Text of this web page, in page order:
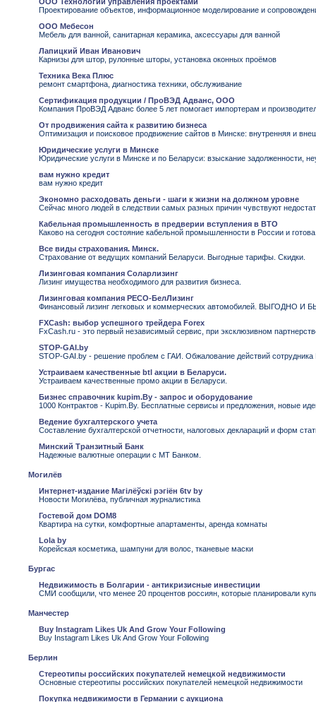
Проектирование объектов, информационное моделирование и
ООО Мебесон
Мебель для ванной, санитарная керамика, аксессуары для ванной
Лапицкий Иван Иванович
Карнизы для штор, рулонные шторы, установка оконных проёмов
Техника Века Плюс
ремонт смартфона, диагностика техники, обслуживание
Сертификация продукции / ПроВЭД Адванс, ООО
Компания ПроВЭД Адванс более 5 лет помогает импортерам и
От продвижения сайта к развитию бизнеса
Оптимизация и поисковое продвижение сайтов в Минске: внутренняя и
Юридические услуги в Минске
Юридические услуги в Минске и по Беларуси: взыскание задолженности,
вам нужно кредит
вам нужно кредит
Экономно расходовать деньги - шаги к жизни на должном уровне
Сейчас много людей в следствии самых разных причин чувствуют
Кабельная промышленность в предверии вступления в ВТО
Каково на сегодня состояние кабельной промышленности в России и
Все виды страхования. Минск.
Страхование от ведущих компаний Беларуси. Выгодные тарифы. Скидки.
Лизинговая компания Соларлизинг
Лизинг имущества необходимого для развития бизнеса.
Лизинговая компания РЕСО-БелЛизинг
Финансовый лизинг легковых и коммерческих автомобилей. ВЫГОДНО И
FXCash: выбор успешного трейдера Forex
FxCash.ru - это первый независимый сервис, при эксклюзивном
STOP-GAI.by
STOP-GAI.by - решение проблем с ГАИ. Обжалование действий
Устраиваем качественные btl акции в Беларуси.
Устраиваем качественные промо акции в Беларуси.
Бизнес справочник kupim.By - запрос и оборудование
1000 Контрактов - Kupim.By. Бесплатные сервисы и предложения, новые
Ведение бухгалтерского учета
Составление бухгалтерской отчетности, налоговых деклараций и форм
Минский Транзитный Банк
Надежные валютные операции с МТ Банком.
Могилёв
Интернет-издание Магілёўскі рэгіён 6tv by
Новости Могилёва, публичная журналистика
Гостевой дом DOM8
Квартира на сутки, комфортные апартаменты, аренда комнаты
Lola by
Корейская косметика, шампуни для волос, тканевые маски
Бургас
Недвижимость в Болгарии - антикризисные инвестиции
СМИ сообщили, что менее 20 процентов россиян, которые планировали
Манчестер
Buy Instagram Likes Uk And Grow Your Following
Buy Instagram Likes Uk And Grow Your Following
Берлин
Стереотипы российских покупателей немецкой недвижимости
Основные стереотипы российских покупателей немецкой недвижимости
Покупка недвижимости в Германии с аукциона